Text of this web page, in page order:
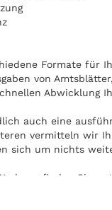
Formate für
von
Abwicklung
auch eine
vermitteln wir
sich um nichts
finden Sie